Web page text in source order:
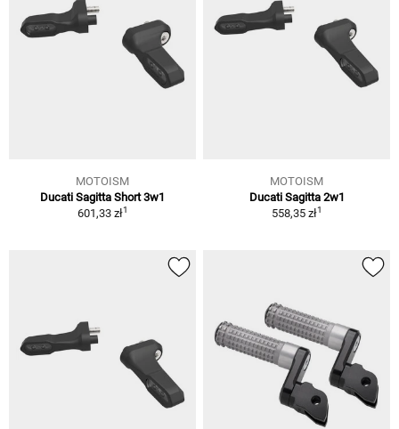
MOTOISM
Ducati Sagitta Short 3w1
601,33 zł1
MOTOISM
Ducati Sagitta 2w1
558,35 zł1